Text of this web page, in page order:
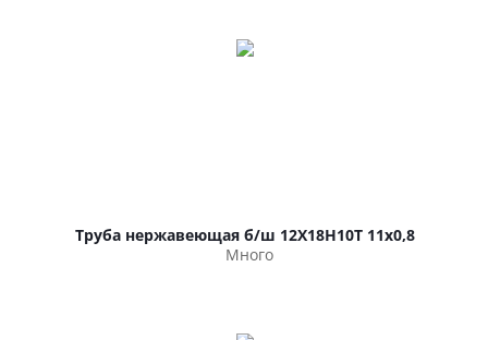
Труба нержавеющая б/ш 12Х18Н10Т 11х0,8
Много